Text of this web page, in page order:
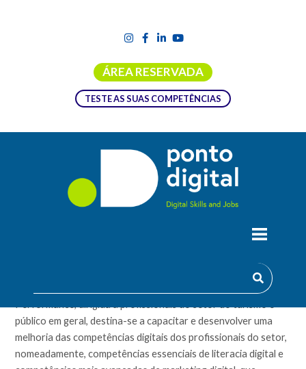
ÁREA RESERVADA
TESTE AS SUAS COMPETÊNCIAS
ESTRATÉGIA DIGITAL E MARKETING DE
A presente Microcredencial, Estratégia Digital e Marketing de
Performance, dirigida a profissionais do setor do turismo e
público em geral, destina-se a capacitar e desenvolver uma
melhoria das competências digitais dos profissionais do setor,
nomeadamente, competências essenciais de literacia digital e